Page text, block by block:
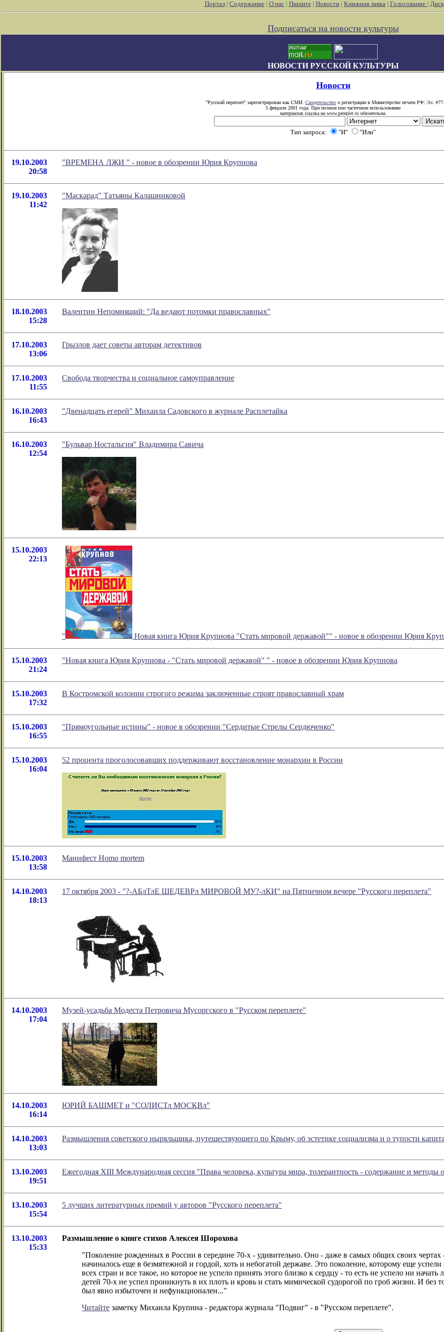
Портал| Содержание| О нас| Пишите| Новости| Книжная лавка| Голосование |
Подписаться на новости культуры
НОВОСТИ РУССКОЙ КУЛЬТУРЫ
Новости
"Русский переплет" зарегистрирован как СМИ. Свидетельство о регистрации в Министерстве печати РФ: Эл.
5 февраля 2001 года. При полном или частичном использовании
материалов ссылка на www.pereplet.ru обязательна.
Тип запроса: "И" "Или"
19.10.2003
20:58
"ВРЕМЕНА ЛЖИ " - новое в обозрении Юрия Крупнова
19.10.2003
11:42
"Маскарад" Татьяны Калашниковой
18.10.2003
15:28
Валентин Непомнящий: "Да ведают потомки православных"
17.10.2003
13:06
Грызлов дает советы авторам детективов
17.10.2003
11:55
Свобода творчества и социальное самоуправление
16.10.2003
16:43
"Двенадцать егерей" Михаила Садовского в журнале Расплетайка
16.10.2003
12:54
"Бульвар Ностальгия" Владимира Савича
15.10.2003
22:13
" Новая книга Юрия Крупнова "Стать мировой державой"" - новое в обозрении Юрия
15.10.2003
21:24
"Новая книга Юрия Крупнова - "Стать мировой державой" " - новое в обозрении Юрия Крупнова
15.10.2003
17:32
В Костромской колонии строгого режима заключенные строят православный храм
15.10.2003
16:55
"Прямоугольные истины" - новое в обозрении "Сердитые Стрелы Сердюченко"
15.10.2003
16:04
52 процента проголосовавших поддерживают восстановление монархии в России
15.10.2003
13:58
Манифест Homo mortem
14.10.2003
18:13
17 октября 2003 - "?-АБлТлЕ ШЕДЕВРл МИРОВОЙ МУ?-лКИ" на Пятничном вечере "Русского переплета"
14.10.2003
17:04
Музей-усадьба Модеста Петровича Мусоргского в "Русском переплете"
14.10.2003
16:14
ЮРИЙ БАШМЕТ и "СОЛИСТл МОСКВл"
14.10.2003
13:03
Размышления советского ныряльщика, путешествующего по Крыму, об эстетике социализма и о тупости
13.10.2003
19:51
Ежегодная XIII Международная сессия "Права человека, культура мира, толерантность - содержание и методы
13.10.2003
15:54
5 лучших литературных премий у авторов "Русского переплета"
13.10.2003
15:33
Размышление о книге стихов Алексея Шорохова
"Поколение рожденных в России в середине 70-х - удивительно. Оно - даже в самых общих своих чертах
начиналось еще в безмятежной и гордой, хоть и небогатой державе. Это поколение, которому еще
всех стран и все такое, но которое не успело принять этого близко к сердцу - то есть не успело ни
детей 70-х не успел проникнуть в их плоть и кровь и стать мимической судорогой по гроб жизни. И
был явно избыточен и нефункционален..."
Читайте заметку Михаила Крупина - редактора журнала "Подвиг" - в "Русском переплете".